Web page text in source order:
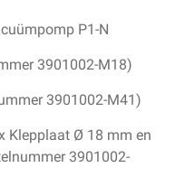
P1-N
3901002-M18)
3901002-M41)
Klepplaat Ø 18 mm en
3901002-